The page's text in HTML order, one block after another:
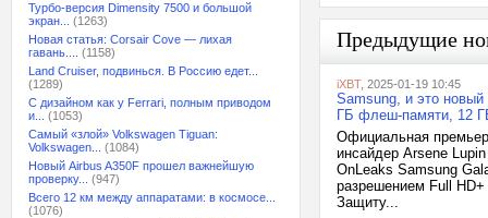
Турбо-версия Dimensity 7500 и большой
экран...
(1263)
Новая статья: Corsair Cove — лихая
гавань....
(1158)
Land Cruiser, подвинься. В Россию едет...
(1289)
С дизайном как у Ferrari, полным приводом
и...
(1053)
Самый «злой» Volkswagen Tiguan:
Volkswagen...
(1084)
Новый Airbus A350F прошел важнейшую
проверку...
(947)
Всего 12 км между аппаратами: в космосе...
(1076)
Предыдущие
iXBT, 2025-01-19 10:45
Samsung, и это
ГБ флеш-памяти, 12
Официальная
инсайдер Arsene
OnLeaks Samsung
разрешением Full
Защиту...